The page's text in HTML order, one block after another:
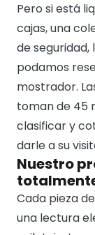
Pero si está
cajas, una
de seguridad,
podamos
mostrador.
toman de 45
clasificar y
darle a su
Nuestro
Cada pieza
una lectura